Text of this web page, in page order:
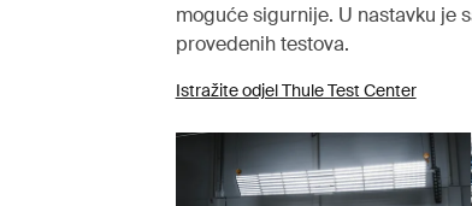
moguće sigurnije. U nastavku je
provedenih testova.
Istražite odjel Thule Test Center